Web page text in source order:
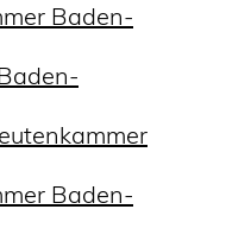
Baden-
Baden-